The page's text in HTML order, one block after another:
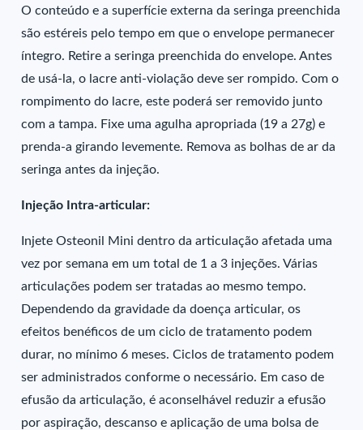
O conteúdo e a superfície externa da seringa preenchida
são estéreis pelo tempo em que o envelope permanecer
íntegro. Retire a seringa preenchida do envelope. Antes
de usá-la, o lacre anti-violação deve ser rompido. Com o
rompimento do lacre, este poderá ser removido junto
com a tampa. Fixe uma agulha apropriada (19 a 27g) e
prenda-a girando levemente. Remova as bolhas de ar da
seringa antes da injeção.
Injeção Intra-articular:
Injete Osteonil Mini dentro da articulação afetada uma
vez por semana em um total de 1 a 3 injeções. Várias
articulações podem ser tratadas ao mesmo tempo.
Dependendo da gravidade da doença articular, os
efeitos benéficos de um ciclo de tratamento podem
durar, no mínimo 6 meses. Ciclos de tratamento podem
ser administrados conforme o necessário. Em caso de
efusão da articulação, é aconselhável reduzir a efusão
por aspiração, descanso e aplicação de uma bolsa de